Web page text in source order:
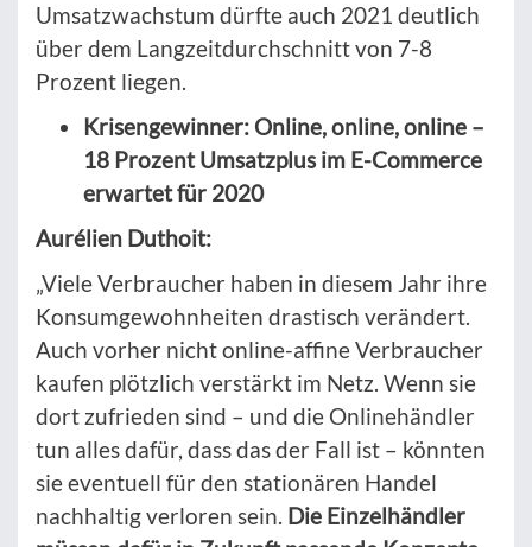
Umsatzwachstum dürfte auch 2021 deutlich
über dem Langzeitdurchschnitt von 7-8
Prozent liegen.
Krisengewinner: Online, online, online –
18 Prozent Umsatzplus im E-Commerce
erwartet für 2020
Aurélien Duthoit:
„Viele Verbraucher haben in diesem Jahr ihre
Konsumgewohnheiten drastisch verändert.
Auch vorher nicht online-affine Verbraucher
kaufen plötzlich verstärkt im Netz. Wenn sie
dort zufrieden sind – und die Onlinehändler
tun alles dafür, dass das der Fall ist – könnten
sie eventuell für den stationären Handel
nachhaltig verloren sein. Die Einzelhändler